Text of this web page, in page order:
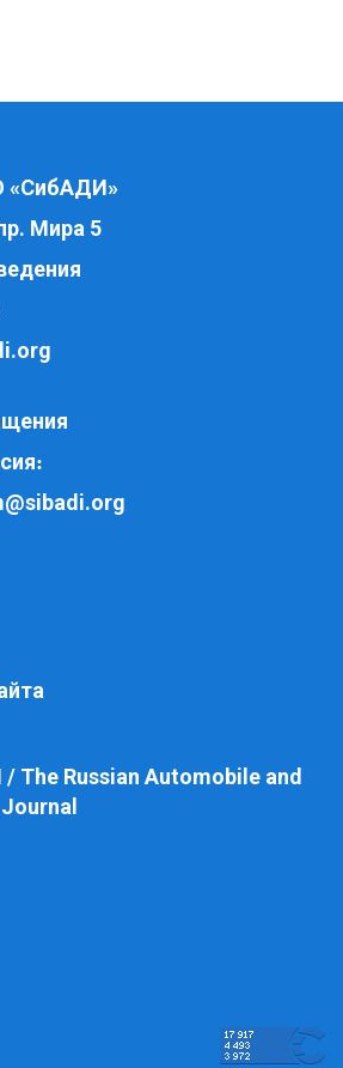
«СибАДИ»
Мира 5
:
The Russian Automobile and